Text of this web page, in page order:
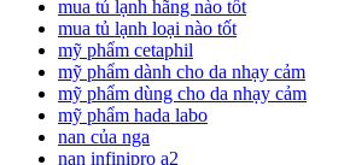
mua tủ lạnh hãng nào tốt
mua tủ lạnh loại nào tốt
mỹ phẩm cetaphil
mỹ phẩm dành cho da nhạy cảm
mỹ phẩm dùng cho da nhạy cảm
mỹ phẩm hada labo
nan của nga
nan infinipro a2